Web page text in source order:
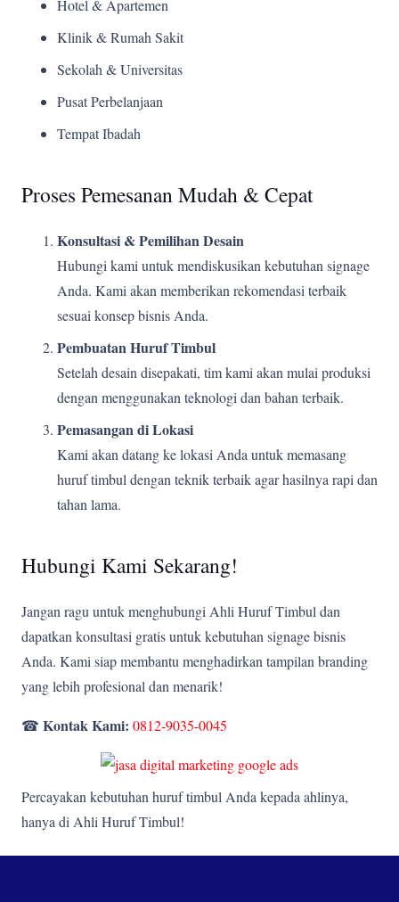
Hotel & Apartemen
Klinik & Rumah Sakit
Sekolah & Universitas
Pusat Perbelanjaan
Tempat Ibadah
Proses Pemesanan Mudah & Cepat
Konsultasi & Pemilihan Desain
Hubungi kami untuk mendiskusikan kebutuhan signage
Anda. Kami akan memberikan rekomendasi terbaik
sesuai konsep bisnis Anda.
Pembuatan Huruf Timbul
Setelah desain disepakati, tim kami akan mulai produksi
dengan menggunakan teknologi dan bahan terbaik.
Pemasangan di Lokasi
Kami akan datang ke lokasi Anda untuk memasang
huruf timbul dengan teknik terbaik agar hasilnya rapi dan
tahan lama.
Hubungi Kami Sekarang!
Jangan ragu untuk menghubungi Ahli Huruf Timbul dan
dapatkan konsultasi gratis untuk kebutuhan signage bisnis
Anda. Kami siap membantu menghadirkan tampilan branding
yang lebih profesional dan menarik!
☎ Kontak Kami: 0812-9035-0045
Percayakan kebutuhan huruf timbul Anda kepada ahlinya,
hanya di Ahli Huruf Timbul!